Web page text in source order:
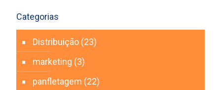
Categorias
Distribuição (23)
marketing (3)
panfletagem (22)